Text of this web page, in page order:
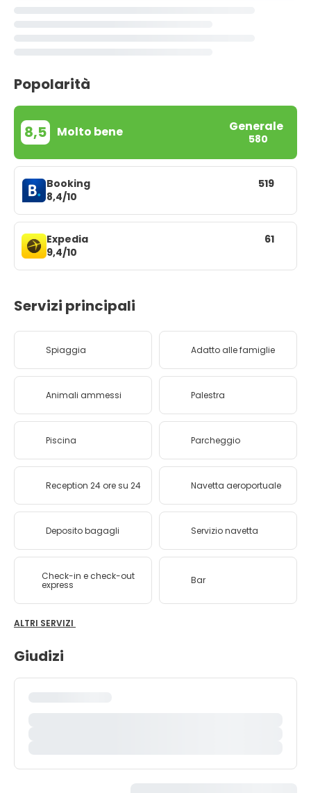
Popolarità
8,5 Molto bene Generale
580
Booking
8,4/10
519
Expedia
9,4/10
61
Servizi principali
Spiaggia Adatto alle famiglie
Animali ammessi Palestra
Piscina Parcheggio
Reception 24 ore su 24 Navetta aeroportuale
Deposito bagagli Servizio navetta
Check-in e check-out
express Bar
ALTRI SERVIZI
Giudizi